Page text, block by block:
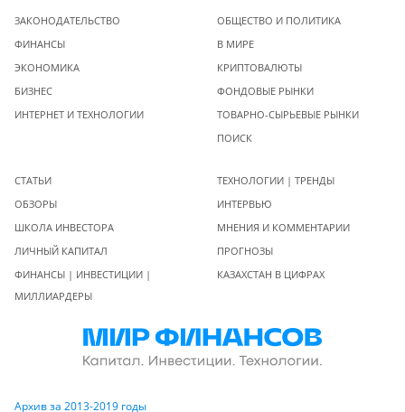
ЗАКОНОДАТЕЛЬСТВО
ФИНАНСЫ
ЭКОНОМИКА
БИЗНЕС
ИНТЕРНЕТ И ТЕХНОЛОГИИ
ОБЩЕСТВО И ПОЛИТИКА
В МИРЕ
КРИПТОВАЛЮТЫ
ФОНДОВЫЕ РЫНКИ
ТОВАРНО-СЫРЬЕВЫЕ РЫНКИ
ПОИСК
СТАТЬИ
ОБЗОРЫ
ШКОЛА ИНВЕСТОРА
ЛИЧНЫЙ КАПИТАЛ
ФИНАНСЫ | ИНВЕСТИЦИИ |
МИЛЛИАРДЕРЫ
ТЕХНОЛОГИИ | ТРЕНДЫ
ИНТЕРВЬЮ
МНЕНИЯ И КОММЕНТАРИИ
ПРОГНОЗЫ
КАЗАХСТАН В ЦИФРАХ
Архив за 2013-2019 годы